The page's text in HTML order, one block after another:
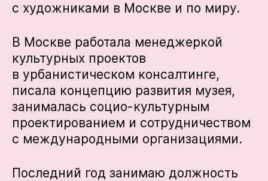
с художниками в Москве и по миру.
В Москве работала менеджеркой
культурных проектов
в урбанистическом консалтинге,
писала концепцию развития музея,
занималась социо-культурным
проектированием и сотрудничеством
с международными организациями.
Последний год занимаю должность